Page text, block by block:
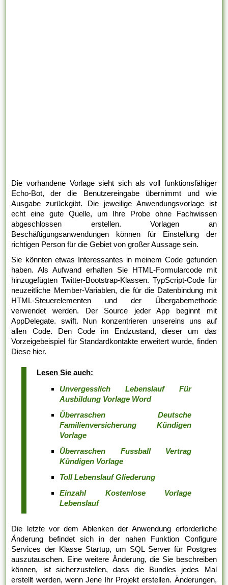
Die vorhandene Vorlage sieht sich als voll funktionsfähiger
Echo-Bot, der die Benutzereingabe übernimmt und wie
Ausgabe zurückgibt. Die jeweilige Anwendungsvorlage ist
echt eine gute Quelle, um Ihre Probe ohne Fachwissen
abgeschlossen erstellen. Vorlagen an
Beschäftigungsanwendungen können für Einstellung der
richtigen Person für die Gebiet von großer Aussage sein.
Sie könnten etwas Interessantes in meinem Code gefunden
haben. Als Aufwand erhalten Sie HTML-Formularcode mit
hinzugefügten Twitter-Bootstrap-Klassen. TypScript-Code für
neuzeitliche Member-Variablen, die für die Datenbindung mit
HTML-Steuerelementen und der Übergabemethode
verwendet werden. Der Source jeder App beginnt mit
AppDelegate. swift. Nun konzentrieren unsereins uns auf
allen Code. Den Code im Endzustand, dieser um das
Vorzeigebeispiel für Standardkontakte erweitert wurde, finden
Diese hier.
Lesen Sie auch:
Unvergesslich Lebenslauf Für
Ausbildung Vorlage Word
Überraschen Deutsche
Familienversicherung Kündigen
Vorlage
Überraschen Fussball Vertrag
Kündigen Vorlage
Toll Lebenslauf Gliederung
Einzahl Kostenlose Vorlage
Lebenslauf
Die letzte vor dem Ablenken der Anwendung erforderliche
Änderung befindet sich in der nahen Funktion Configure
Services der Klasse Startup, um SQL Server für Postgres
auszutauschen. Eine weitere Änderung, die Sie beschreiben
können, ist sicherzustellen, dass die Bundles jedes Mal
erstellt werden, wenn Jene Ihr Projekt erstellen. Änderungen,